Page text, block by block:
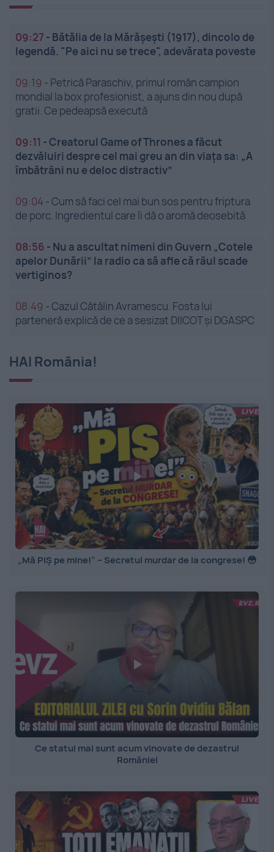
09:27 - Bătălia de la Mărășești (1917), dincolo de
legendă. "Pe aici nu se trece", adevărata poveste
09:19 - Petrică Paraschiv, primul român campion
mondial la box profesionist, a ajuns din nou după
gratii. Ce pedeapsă execută
09:11 -Creatorul Game of Thrones a făcut
dezvăluiri despre cel mai greu an din viața sa: „A
îmbătrâni nu e deloc distractiv”
09:04 -Cum să faci cel mai bun sos pentru friptura
de porc. Ingredientul care îi dă o aromă deosebită
08:56 - Nu a ascultat nimeni din Guvern „Cotele
apelor Dunării” la radio ca să afle că râul scade
vertiginos?
08:49 -Cazul Cătălin Avramescu. Fosta lui
parteneră explică de ce a sesizat DIICOT și DGASPC
HAI România!
„Mă PIȘ pe mine!” – Secretul murdar de la congrese! 😳
Ce statui mai sunt acum vinovate de dezastrul
României